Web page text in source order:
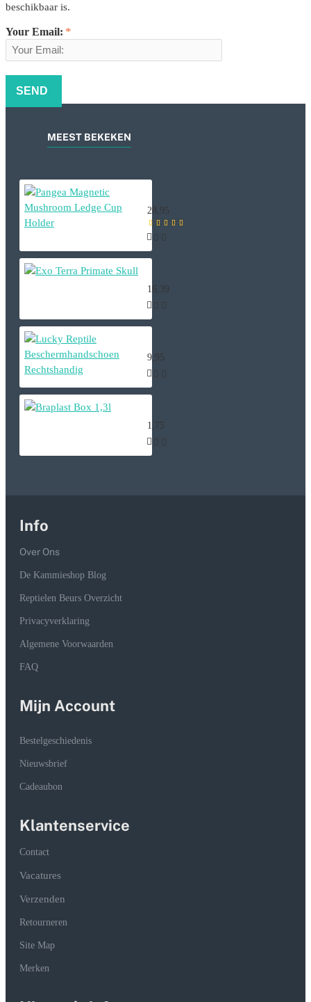
beschikbaar is.
Your Email:
SEND
MEEST BEKEKEN
28,95
16,39
9,95
1,75
Info
Over Ons
De Kammieshop Blog
Reptielen Beurs Overzicht
Privacyverklaring
Algemene Voorwaarden
FAQ
Mijn Account
Bestelgeschiedenis
Nieuwsbrief
Cadeaubon
Klantenservice
Contact
Vacatures
Verzenden
Retourneren
Site Map
Merken